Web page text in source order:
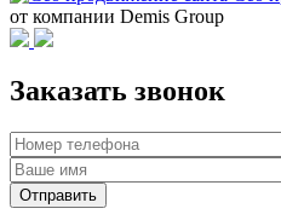
от компании Demis Group
Заказать звонок